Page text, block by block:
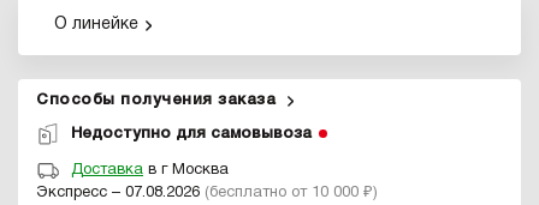
О линейке
Способы получения заказа
Недоступно для самовывоза
Доставка в г Москва
Экспресс – 07.08.2026 (бесплатно от 10 000 ₽)